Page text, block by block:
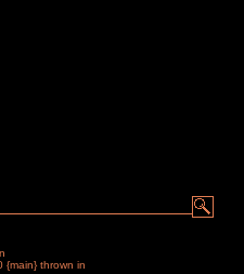
{main} thrown in